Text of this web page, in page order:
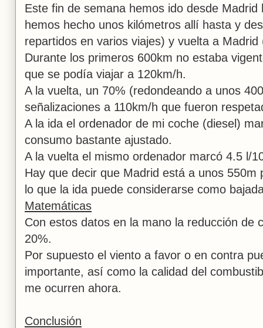
Este fin de semana hemos ido desde
hemos hecho unos kilómetros allí hasta y
repartidos en varios viajes) y vuelta a
Durante los primeros 600km no estaba
que se podía viajar a 120km/h.
A la vuelta, un 70% (redondeando a unos
señalizaciones a 110km/h que fueron
A la ida el ordenador de mi coche (diesel)
consumo bastante ajustado.
A la vuelta el mismo ordenador marcó 4.5 l/
Hay que decir que Madrid está a unos
lo que la ida puede considerarse como
Matemáticas
Con estos datos en la mano la reducción de
20%.
Por supuesto el viento a favor o en contra
importante, así como la calidad del
me ocurren ahora.
Conclusión